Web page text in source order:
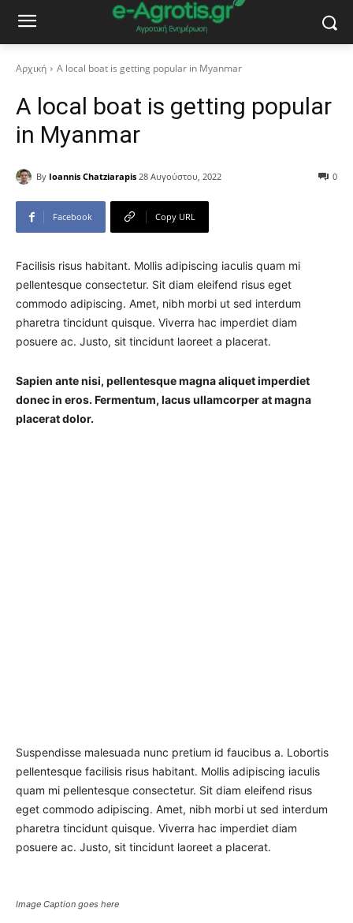
Αρχική A local boat is getting popular in Myanmar
A local boat is getting popular
in Myanmar
By Ioannis Chatziarapis 28 Αυγούστου, 2022 0
Facebook Copy URL
Facilisis risus habitant. Mollis adipiscing iaculis quam mi
pellentesque consectetur. Sit diam eleifend risus eget
commodo adipiscing. Amet, nibh morbi ut sed interdum
pharetra tincidunt quisque. Viverra hac imperdiet diam
posuere ac. Justo, sit tincidunt laoreet a placerat.
Sapien ante nisi, pellentesque magna aliquet imperdiet
donec in eros. Fermentum, lacus ullamcorper at magna
placerat dolor.
Suspendisse malesuada nunc pretium id faucibus a. Lobortis
pellentesque facilisis risus habitant. Mollis adipiscing iaculis
quam mi pellentesque consectetur. Sit diam eleifend risus
eget commodo adipiscing. Amet, nibh morbi ut sed interdum
pharetra tincidunt quisque. Viverra hac imperdiet diam
posuere ac. Justo, sit tincidunt laoreet a placerat.
Image Caption goes here